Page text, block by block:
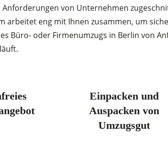
Anforderungen von Unternehmen
arbeitet eng mit Ihnen zusammen, um
Büro- oder Firmenumzugs in Berlin von
Einpacken und
Auspacken von
Umzugsgut